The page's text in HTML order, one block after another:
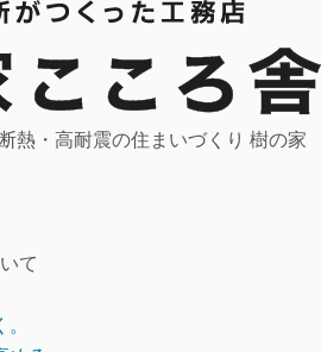
熱・高耐震の住まいづくり 樹の家
て